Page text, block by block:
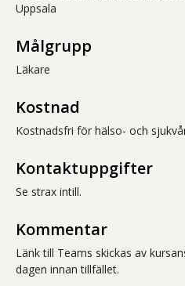
Uppsala
Målgrupp
Läkare
Kostnad
Kostnadsfri för hälso- och
Kontaktuppgifter
Se strax intill.
Kommentar
Länk till Teams skickas av
dagen innan tillfället.